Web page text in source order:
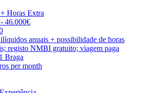
Horas Extra
46.000€
anuais + possibilidade de horas
registo NMBI gratuito; viagem paga
Braga
per month